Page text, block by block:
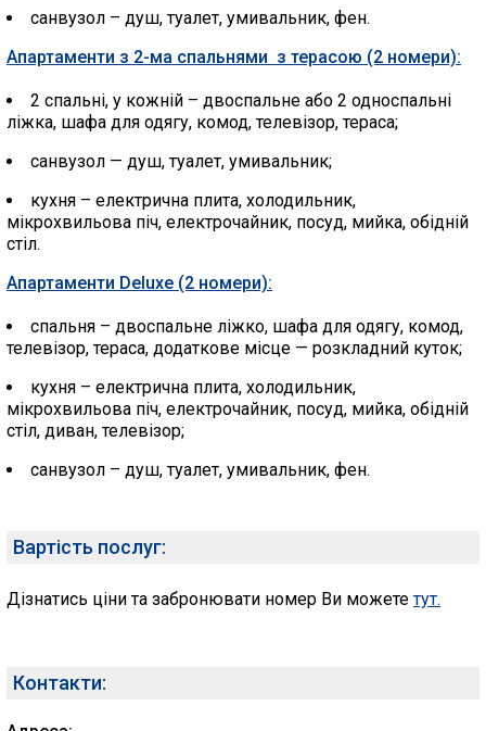
санвузол – душ, туалет, умивальник, фен.
Апартаменти з 2-ма спальнями з терасою (2 номери):
2 спальні, у кожній – двоспальне або 2 односпальні
ліжка, шафа для одягу, комод, телевізор, тераса;
санвузол — душ, туалет, умивальник;
кухня – електрична плита, холодильник,
мікрохвильова піч, електрочайник, посуд, мийка, обідній
стіл.
Апартаменти Deluxe (2 номери):
спальня – двоспальне ліжко, шафа для одягу, комод,
телевізор, тераса, додаткове місце — розкладний куток;
кухня – електрична плита, холодильник,
мікрохвильова піч, електрочайник, посуд, мийка, обідній
стіл, диван, телевізор;
санвузол – душ, туалет, умивальник, фен.
Вартість послуг:
Дізнатись ціни та забронювати номер Ви можететут.
Контакти: